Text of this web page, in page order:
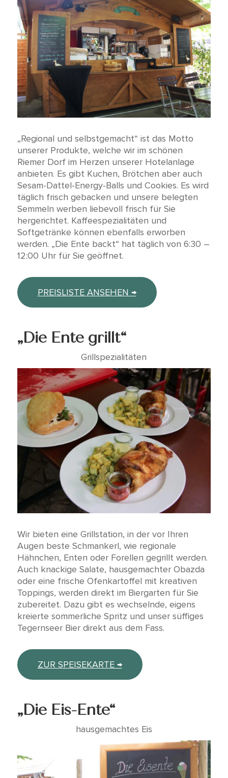
„Regional und selbstgemacht“ ist das Motto
unserer Produkte, welche wir im schönen
Riemer Dorf im Herzen unserer Hotelanlage
anbieten. Es gibt Kuchen, Brötchen aber auch
Sesam-Dattel-Energy-Balls und Cookies. Es wird
täglich frisch gebacken und unsere belegten
Semmeln werben liebevoll frisch für Sie
hergerichtet. Kaffeespezialitäten und
Softgetränke können ebenfalls erworben
werden. „Die Ente backt“ hat täglich von 6:30 –
12:00 Uhr für Sie geöffnet.
PREISLISTE ANSEHEN →
„Die Ente grillt“
Grillspezialitäten
Wir bieten eine Grillstation, in der vor Ihren
Augen beste Schmankerl, wie regionale
Hähnchen, Enten oder Forellen gegrillt werden.
Auch knackige Salate, hausgemachter Obazda
oder eine frische Ofenkartoffel mit kreativen
Toppings, werden direkt im Biergarten für Sie
zubereitet. Dazu gibt es wechselnde, eigens
kreierte sommerliche Spritz und unser süffiges
Tegernseer Bier direkt aus dem Fass.
ZUR SPEISEKARTE →
„Die Eis-Ente“
hausgemachtes Eis